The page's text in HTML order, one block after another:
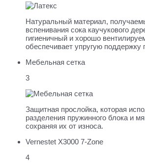
Натуральный материал,
вспенивания сока каучукового
гигиеничный и хорошо
обеспечивает упругую поддержку
Мебельная сетка
3
Защитная прослойка, которая
разделения пружинного блока и
сохраняя их от износа.
Vernestet X3000 7-Zone
4